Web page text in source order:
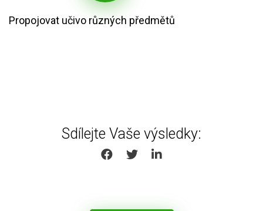
Propojovat učivo různých předmětů
Sdílejte Vaše výsledky:
SHARE ON FACEBOOK
SHARE ON TWITTER
SHARE ON LINKEDIN